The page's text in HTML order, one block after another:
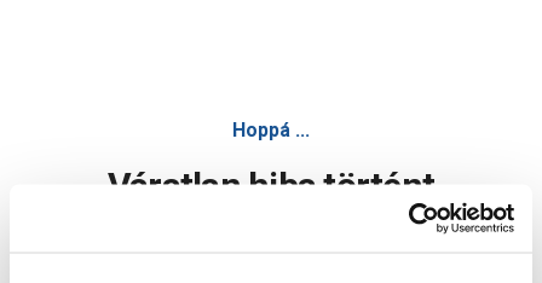
Hoppá ...
Váratlan hiba történt